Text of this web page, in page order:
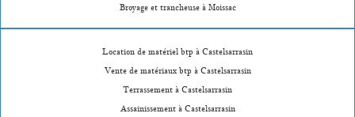
Broyage et trancheuse à Moissac
Location de matériel btp à Castelsarrasin
Vente de matériaux btp à Castelsarrasin
Terrassement à Castelsarrasin
Assainissement à Castelsarrasin